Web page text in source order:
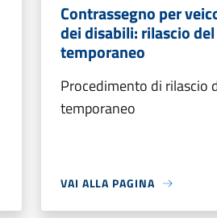
Contrassegno per
dei disabili: rilascio
temporaneo
Procedimento di rilascio
temporaneo
VAI ALLA PAGINA